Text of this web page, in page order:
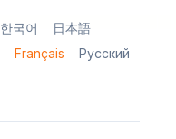
한국어
日本語
Français
Русский